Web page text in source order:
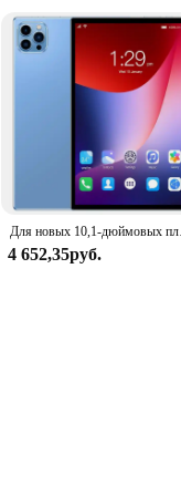
Для новых 10,1-
4 652,35руб.